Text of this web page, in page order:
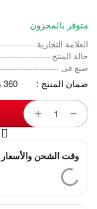
متوفر بالمخزون
العلامة التجارية
حالة المنتج
صنع فى
ضمان المنتج : 360 يوم
+ −
وقت الشحن والأسعار